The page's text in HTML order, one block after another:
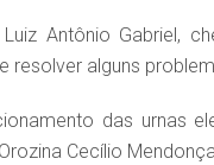
Antônio Gabriel,
resolver alguns
das urnas
Cecílio